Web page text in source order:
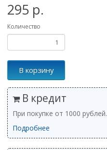
295 р.
Количество
В корзину
В кредит
При покупке от 1000 рублей.
Подробнее